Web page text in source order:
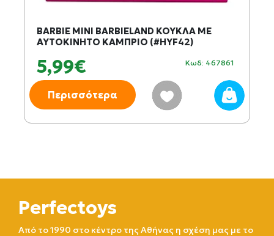
BARBIE MINI BARBIELAND ΚΟΥΚΛΑ ΜΕ
AYTOKINHTO ΚΑΜΠΡΙΟ (#HYF42)
5,99€ Κωδ: 467861
Περισσότερα
Perfectoys
Από το 1990 στο κέντρο της Αθήνας η σχέση μας με το